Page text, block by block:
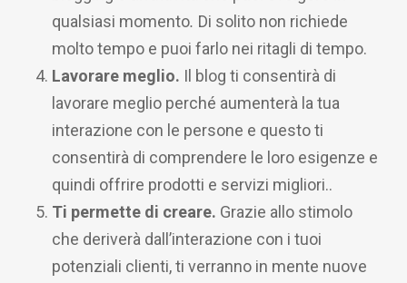
qualsiasi momento. Di solito non richiede
molto tempo e puoi farlo nei ritagli di tempo.
Lavorare meglio. Il blog ti consentirà di
lavorare meglio perché aumenterà la tua
interazione con le persone e questo ti
consentirà di comprendere le loro esigenze e
quindi offrire prodotti e servizi migliori..
Ti permette di creare. Grazie allo stimolo
che deriverà dall’interazione con i tuoi
potenziali clienti, ti verranno in mente nuove